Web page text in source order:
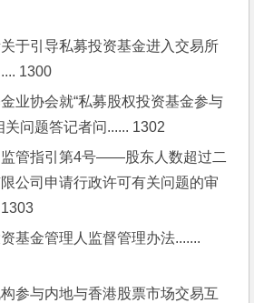
于引导私募投资基金进入交易所
1300
业协会就“私募股权投资基金参与
关问题答记者问...... 1302
监管指引第4号——股东人数超过二
公司申请行政许可有关问题的审
基金管理人监督管理办法.......
参与内地与香港股票市场交易互